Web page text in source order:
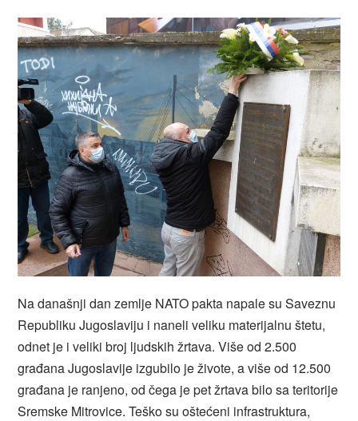
Na današnji dan zemlje NATO pakta napale su Saveznu
Republiku Jugoslaviju i naneli veliku materijalnu štetu,
odnet je i veliki broj ljudskih žrtava. Više od 2.500
građana Jugoslavije izgubilo je živote, a više od 12.500
građana je ranjeno, od čega je pet žrtava bilo sa teritorije
Sremske Mitrovice. Teško su oštećeni infrastruktura,